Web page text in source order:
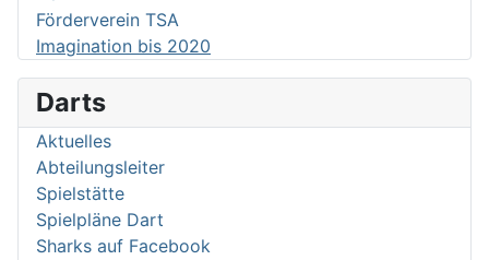
Förderverein TSA
Imagination bis 2020
Darts
Aktuelles
Abteilungsleiter
Spielstätte
Spielpläne Dart
Sharks auf Facebook